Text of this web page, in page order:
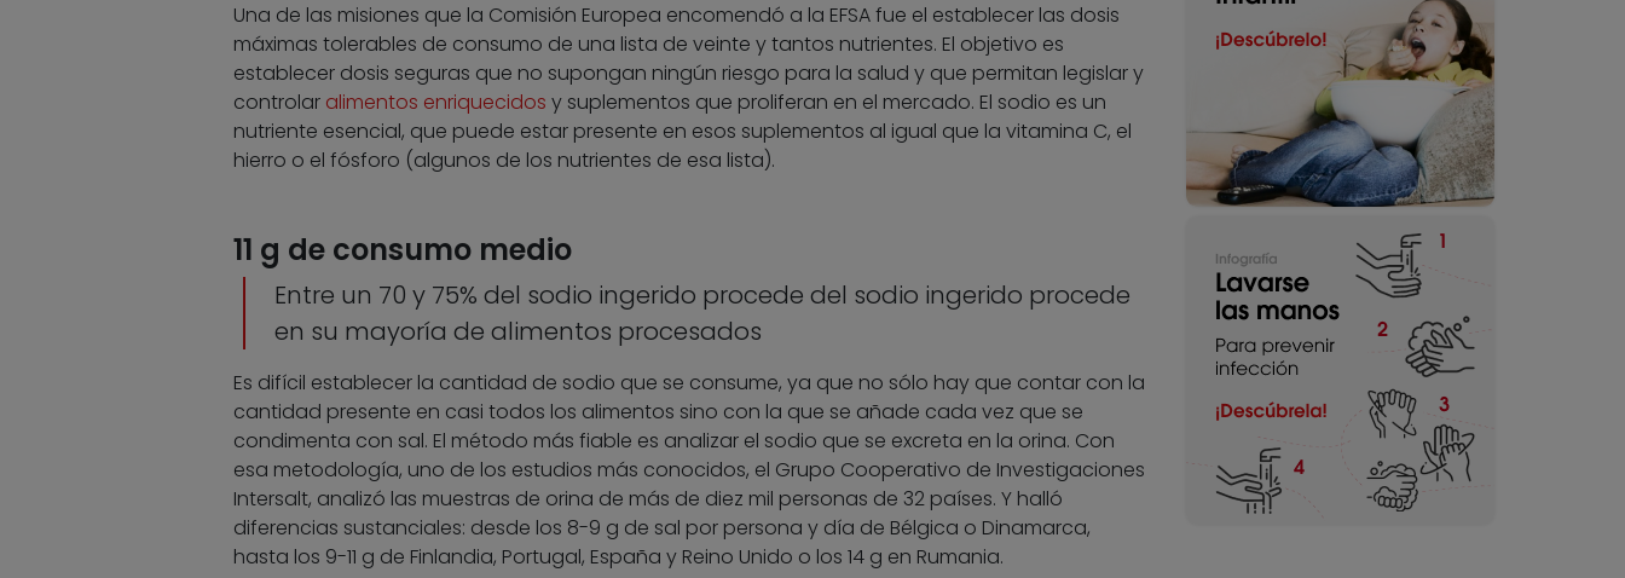
Una de las misiones que la Comisión Europea encomendó a la EFSA fue el establecer las dosis
máximas tolerables de consumo de una lista de veinte y tantos nutrientes. El objetivo es
establecer dosis seguras que no supongan ningún riesgo para la salud y que permitan legislar y
controlar alimentos enriquecidos y suplementos que proliferan en el mercado. El sodio es un
nutriente esencial, que puede estar presente en esos suplementos al igual que la vitamina C, el
hierro o el fósforo (algunos de los nutrientes de esa lista).
11 g de consumo medio
Entre un 70 y 75% del sodio ingerido procede del sodio ingerido procede
en su mayoría de alimentos procesados
Es difícil establecer la cantidad de sodio que se consume, ya que no sólo hay que contar con la
cantidad presente en casi todos los alimentos sino con la que se añade cada vez que se
condimenta con sal. El método más fiable es analizar el sodio que se excreta en la orina. Con
esa metodología, uno de los estudios más conocidos, el Grupo Cooperativo de Investigaciones
Intersalt, analizó las muestras de orina de más de diez mil personas de 32 países. Y halló
diferencias sustanciales: desde los 8-9 g de sal por persona y día de Bélgica o Dinamarca,
hasta los 9-11 g de Finlandia, Portugal, España y Reino Unido o los 14 g en Rumania.